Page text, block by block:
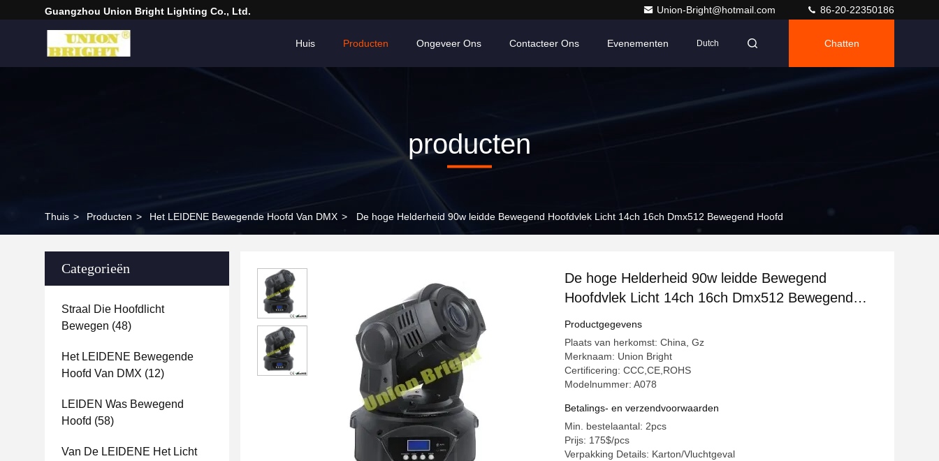
Guangzhou Union Bright Lighting Co., Ltd. Union-Bright@hotmail.com 86-20-22350186
Huis Producten Ongeveer Ons Contacteer Ons Evenementen Dutch Chatten
producten
Thuis > Producten > Het LEIDENE Bewegende Hoofd Van DMX > De hoge Helderheid 90w leidde Bewegend Hoofdvlek Licht 14ch 16ch Dmx512 Bewegend Hoofd
Categorieën
Straal Die Hoofdlicht
Bewegen (48)
Het LEIDENE Bewegende
Hoofd Van DMX (12)
LEIDEN Was Bewegend
Hoofd (58)
Van De LEIDENE Het Licht
De hoge Helderheid 90w leidde Bewegend
Hoofdvlek Licht 14ch 16ch Dmx512 Bewegend
Hoofd
Productgegevens
Plaats van herkomst: China, Gz
Merknaam: Union Bright
Certificering: CCC,CE,ROHS
Modelnummer: A078
Betalings- en verzendvoorwaarden
Min. bestelaantal: 2pcs
Prijs: 175$/pcs
Verpakking Details: Karton/Vluchtgeval